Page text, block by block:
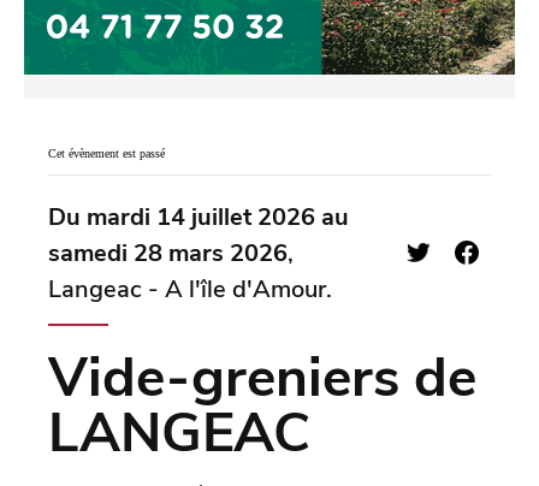
Cet évènement est passé
Du mardi 14 juillet 2026 au
samedi 28 mars 2026,
Langeac - A l'île d'Amour.
Vide-greniers de
LANGEAC